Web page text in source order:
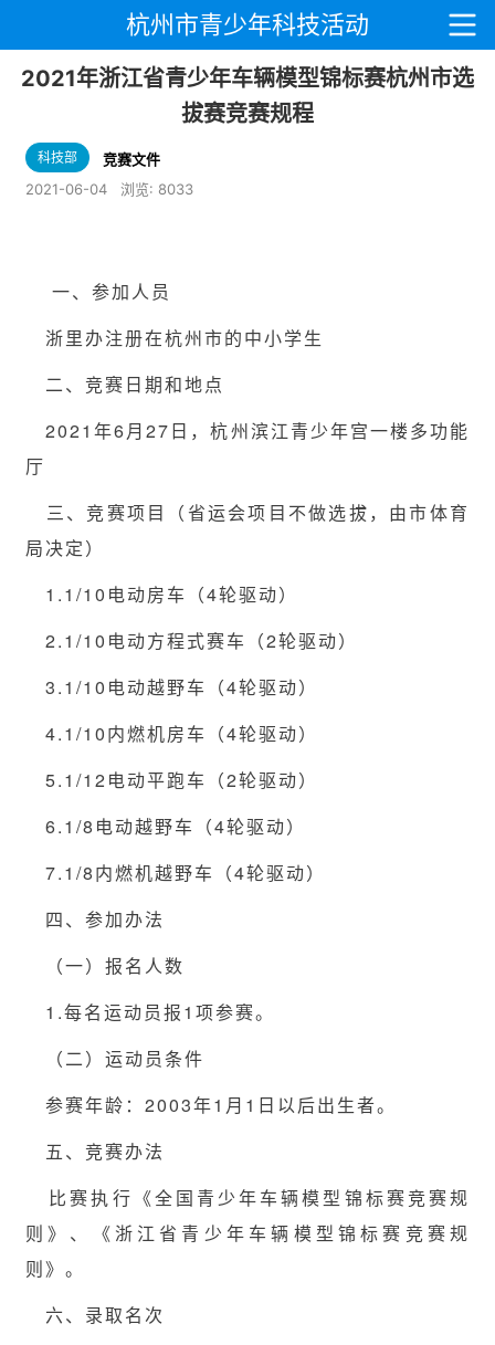
杭州市青少年科技活动
2021年浙江省青少年车辆模型锦标赛杭州市选
拔赛竞赛规程
科技部
竞赛文件
2021-06-04
浏览: 8033
一、参加人员
浙里办注册在杭州市的中小学生
二、竞赛日期和地点
2021年6月27日，杭州滨江青少年宫一楼多功能
厅
三、竞赛项目（省运会项目不做选拔，由市体育
局决定）
1.1/10电动房车（4轮驱动）
2.1/10电动方程式赛车（2轮驱动）
3.1/10电动越野车（4轮驱动）
4.1/10内燃机房车（4轮驱动）
5.1/12电动平跑车（2轮驱动）
6.1/8电动越野车（4轮驱动）
7.1/8内燃机越野车（4轮驱动）
四、参加办法
（一）报名人数
1.每名运动员报1项参赛。
（二）运动员条件
参赛年龄：2003年1月1日以后出生者。
五、竞赛办法
比赛执行《全国青少年车辆模型锦标赛竞赛规
则》、《浙江省青少年车辆模型锦标赛竞赛规
则》。
六、录取名次